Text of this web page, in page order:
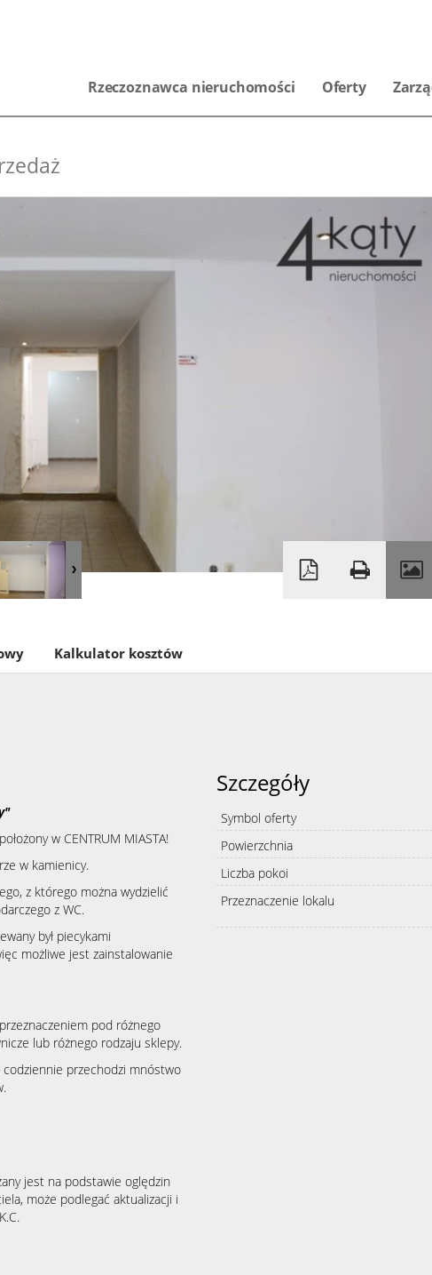
Rzeczoznawca nieruchomości Oferty
Kalkulator kosztów
w CENTRUM MIASTA!
w kamienicy.
z którego można wydzielić
z WC.
był piecykami
możliwe jest zainstalowanie
pod różnego
lub różnego rodzaju sklepy.
codziennie przechodzi mnóstwo
jest na podstawie oględzin
może podlegać aktualizacji i
Szczegóły
Symbol oferty
Powierzchnia
Liczba pokoi
Przeznaczenie lokalu